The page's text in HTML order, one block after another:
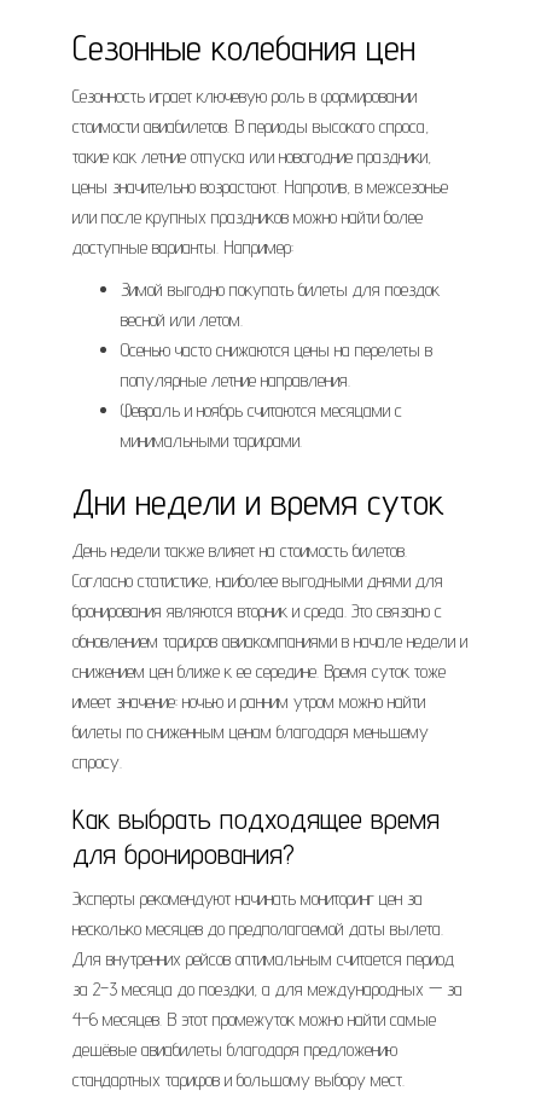
Сезонные колебания цен
Сезонность играет ключевую роль в формировании
стоимости авиабилетов. В периоды высокого спроса,
такие как летние отпуска или новогодние праздники,
цены значительно возрастают. Напротив, в межсезонье
или после крупных праздников можно найти более
доступные варианты. Например:
Зимой выгодно покупать билеты для поездок
весной или летом.
Осенью часто снижаются цены на перелеты в
популярные летние направления.
Февраль и ноябрь считаются месяцами с
минимальными тарифами.
Дни недели и время суток
День недели также влияет на стоимость билетов.
Согласно статистике, наиболее выгодными днями для
бронирования являются вторник и среда. Это связано с
обновлением тарифов авиакомпаниями в начале недели и
снижением цен ближе к ее середине. Время суток тоже
имеет значение: ночью и ранним утром можно найти
билеты по сниженным ценам благодаря меньшему
спросу.
Как выбрать подходящее время
для бронирования?
Эксперты рекомендуют начинать мониторинг цен за
несколько месяцев до предполагаемой даты вылета.
Для внутренних рейсов оптимальным считается период
за 2–3 месяца до поездки, а для международных — за
4–6 месяцев. В этот промежуток можно найти самые
дешёвые авиабилеты благодаря предложению
стандартных тарифов и большому выбору мест.